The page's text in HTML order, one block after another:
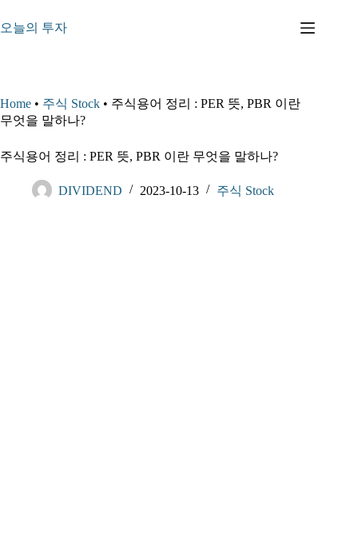
문
뛰
기
오늘의 투자
Home • 주식 Stock • 주식용어 정리 : PER 뜻, PBR 이란
무엇을 말하나?
주식용어 정리 : PER 뜻, PBR 이란 무엇을 말하나?
DIVIDEND 2023-10-13 주식 Stock